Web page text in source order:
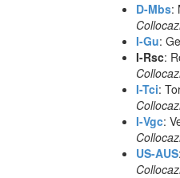
D-Mbs:
I-Gu:
I-Rsc:
I-Tci:
I-Vgc:
US-AUS